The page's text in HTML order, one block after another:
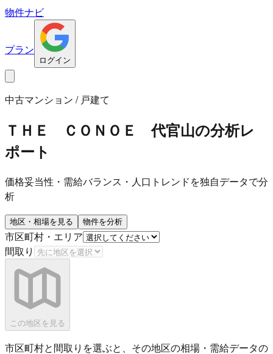
物件ナビ
プラン
ログイン
中古マンション / 戸建て
ＴＨＥ ＣＯＮＯＥ 代官山の分析レ
ポート
価格妥当性・需給バランス・人口トレンドを独自データで分
析
地区・相場を見る 物件を分析
市区町村・エリア
間取り
この地区を見る
市区町村と間取りを選ぶと、その地区の相場・需給データの